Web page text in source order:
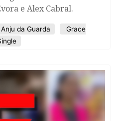
e Alex Cabral.
Anju da Guarda
Grace